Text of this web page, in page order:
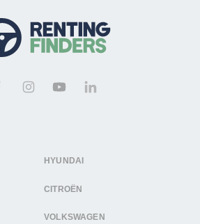
HYUNDAI
CITROËN
VOLKSWAGEN